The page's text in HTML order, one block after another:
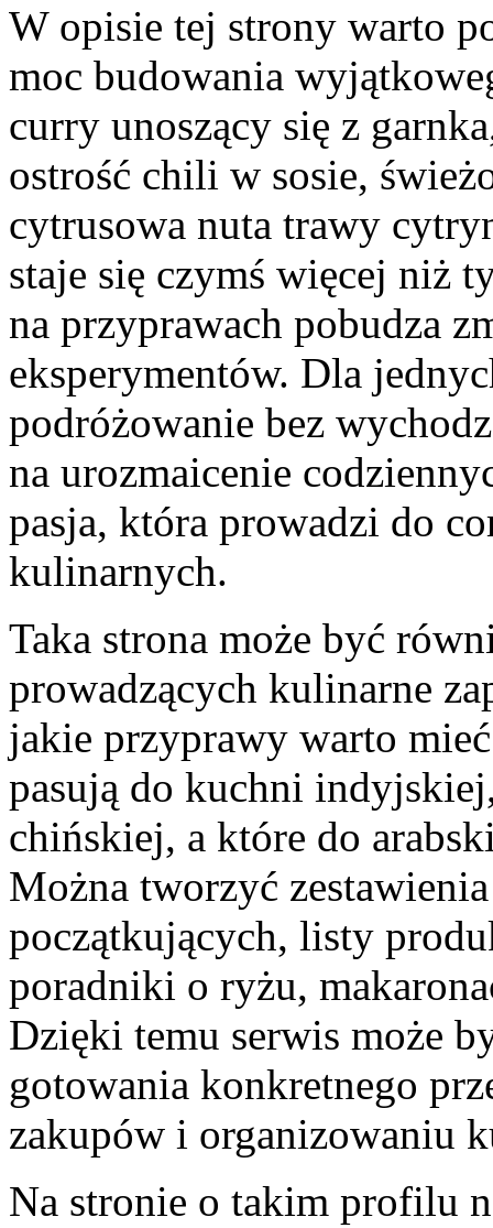
W opisie tej strony warto
moc budowania
curry unoszący się z
ostrość chili w sosie,
cytrusowa nuta trawy
staje się czymś więcej niż
na przyprawach pobudza
eksperymentów. Dla
podróżowanie bez
na urozmaicenie
pasja, która prowadzi do
kulinarnych.
Taka strona może być
prowadzących kulinarne
jakie przyprawy warto
pasują do kuchni
chińskiej, a które do
Można tworzyć
początkujących, listy
poradniki o ryżu,
Dzięki temu serwis może
gotowania konkretnego
zakupów i organizowaniu
Na stronie o takim profilu